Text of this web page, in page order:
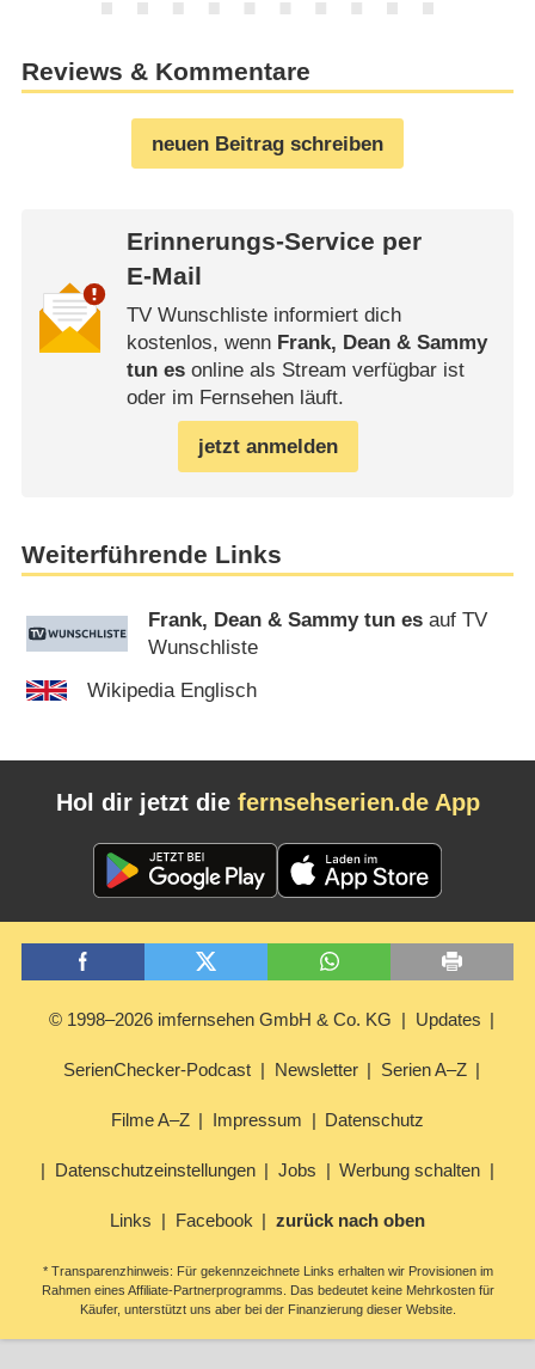
Reviews & Kommentare
neuen Beitrag schreiben
Erinnerungs-Service per
E-Mail
TV Wunschliste informiert dich
kostenlos, wenn Frank, Dean & Sammy
tun esonline als Stream verfügbar ist
oder im Fernsehen läuft.
jetzt anmelden
Weiterführende Links
Frank, Dean & Sammy tun es auf TV
Wunschliste
Wikipedia Englisch
Hol dir jetzt die fernsehserien.de App
© 1998–2026 imfernsehen GmbH & Co. KG Updates
SerienChecker-Podcast Newsletter Serien A–Z
Filme A–Z Impressum Datenschutz
Datenschutzeinstellungen Jobs Werbung schalten
Links Facebook zurück nach oben
* Transparenzhinweis: Für gekennzeichnete Links erhalten wir Provisionen im
Rahmen eines Affiliate-Partnerprogramms. Das bedeutet keine Mehrkosten für
Käufer, unterstützt uns aber bei der Finanzierung dieser Website.